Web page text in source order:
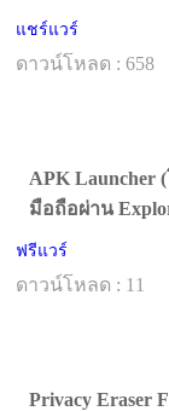
แชร์แวร์
ดาวน์โหลด : 658
APK Launcher
มือถือผ่าน
ฟรีแวร์
ดาวน์โหลด : 11
Privacy Eraser